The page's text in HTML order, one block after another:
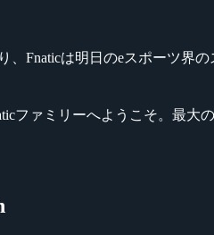
Fnaticは明日のeスポーツ界
ファミリーへようこそ。最